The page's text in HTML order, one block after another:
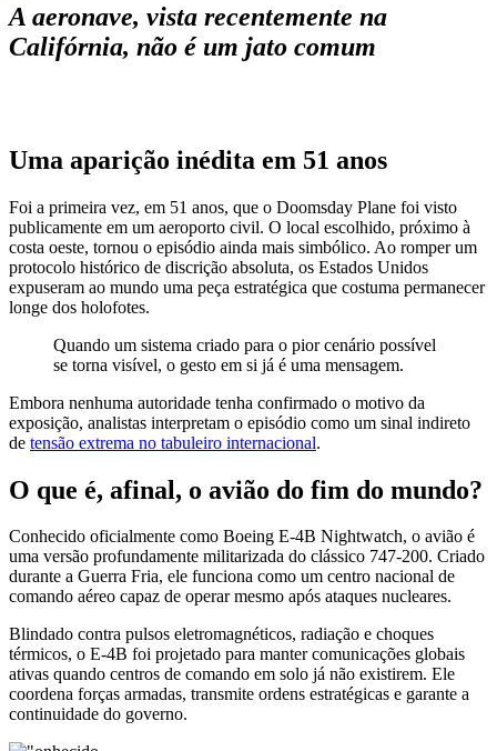
A aeronave, vista recentemente na
Califórnia, não é um jato comum
Uma aparição inédita em 51 anos
Foi a primeira vez, em 51 anos, que o Doomsday Plane foi visto
publicamente em um aeroporto civil. O local escolhido, próximo à
costa oeste, tornou o episódio ainda mais simbólico. Ao romper um
protocolo histórico de discrição absoluta, os Estados Unidos
expuseram ao mundo uma peça estratégica que costuma permanecer
longe dos holofotes.
Quando um sistema criado para o pior cenário possível
se torna visível, o gesto em si já é uma mensagem.
Embora nenhuma autoridade tenha confirmado o motivo da
exposição, analistas interpretam o episódio como um sinal indireto
de tensão extrema no tabuleiro internacional.
O que é, afinal, o avião do fim do mundo?
Conhecido oficialmente como Boeing E-4B Nightwatch, o avião é
uma versão profundamente militarizada do clássico 747-200. Criado
durante a Guerra Fria, ele funciona como um centro nacional de
comando aéreo capaz de operar mesmo após ataques nucleares.
Blindado contra pulsos eletromagnéticos, radiação e choques
térmicos, o E-4B foi projetado para manter comunicações globais
ativas quando centros de comando em solo já não existirem. Ele
coordena forças armadas, transmite ordens estratégicas e garante a
continuidade do governo.